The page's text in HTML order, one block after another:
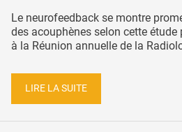
Le neurofeedback se montre
des acouphènes selon cette étude
à la Réunion annuelle de la
LIRE LA SUITE